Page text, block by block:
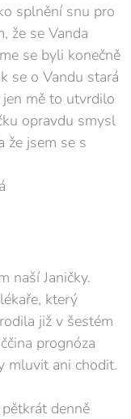
splnění snu pro
že se Vanda
se byli konečně
se o Vandu stará
mě to utvrdilo
opravdu smysl
že jsem se s
naší Janičky.
který
již v šestém
prognóza
mluvit ani chodit.
denně